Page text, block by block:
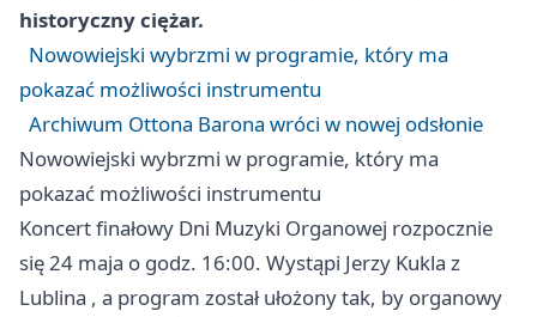
historyczny ciężar.
Nowowiejski wybrzmi w programie, który ma
pokazać możliwości instrumentu
Archiwum Ottona Barona wróci w nowej odsłonie
Nowowiejski wybrzmi w programie, który ma
pokazać możliwości instrumentu
Koncert finałowy Dni Muzyki Organowej rozpocznie
się 24 maja o godz. 16:00. Wystąpi Jerzy Kukla z
Lublina , a program został ułożony tak, by organowy